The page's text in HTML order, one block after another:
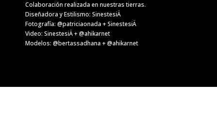
Colaboración realizada en nuestras tierras.
Diseñadora y Estilismo: SinestesiÄ
Fotografía: @patriciaonada + SinestesiÄ
Video: SinestesiÄ + @ahikarnet
Modelos: @bertassadhana + @ahikarnet